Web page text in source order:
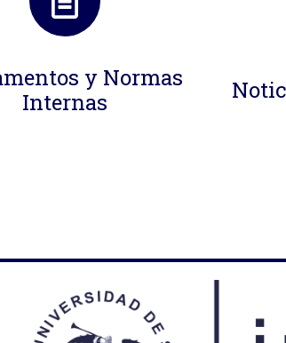
y Normas
Internas